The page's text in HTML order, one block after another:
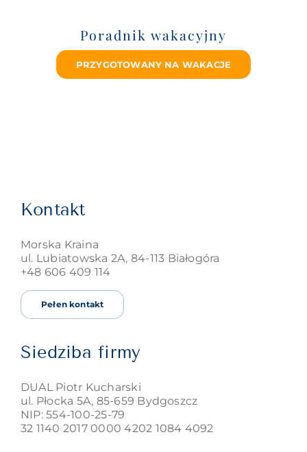
Poradnik wakacyjny
PRZYGOTOWANY NA WAKACJE
Kontakt
Morska Kraina
ul. Lubiatowska 2A, 84-113 Białogóra
+48 606 409 114
Pełen kontakt
Siedziba firmy
DUAL Piotr Kucharski
ul. Płocka 5A, 85-659 Bydgoszcz
NIP: 554-100-25-79
32 1140 2017 0000 4202 1084 4092